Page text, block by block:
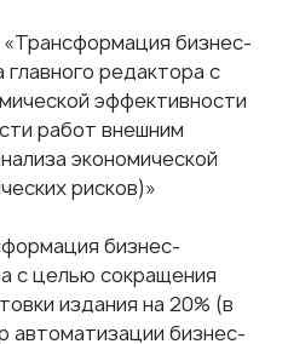
«Трансформация бизнес-
редактора с
эффективности
работ внешним
экономической
рисков)»
бизнес-
с целью сокращения
издания на 20% (в
автоматизации бизнес-